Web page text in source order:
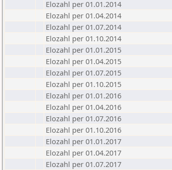
Elozahl per 01.01.2014
Elozahl per 01.04.2014
Elozahl per 01.07.2014
Elozahl per 01.10.2014
Elozahl per 01.01.2015
Elozahl per 01.04.2015
Elozahl per 01.07.2015
Elozahl per 01.10.2015
Elozahl per 01.01.2016
Elozahl per 01.04.2016
Elozahl per 01.07.2016
Elozahl per 01.10.2016
Elozahl per 01.01.2017
Elozahl per 01.04.2017
Elozahl per 01.07.2017